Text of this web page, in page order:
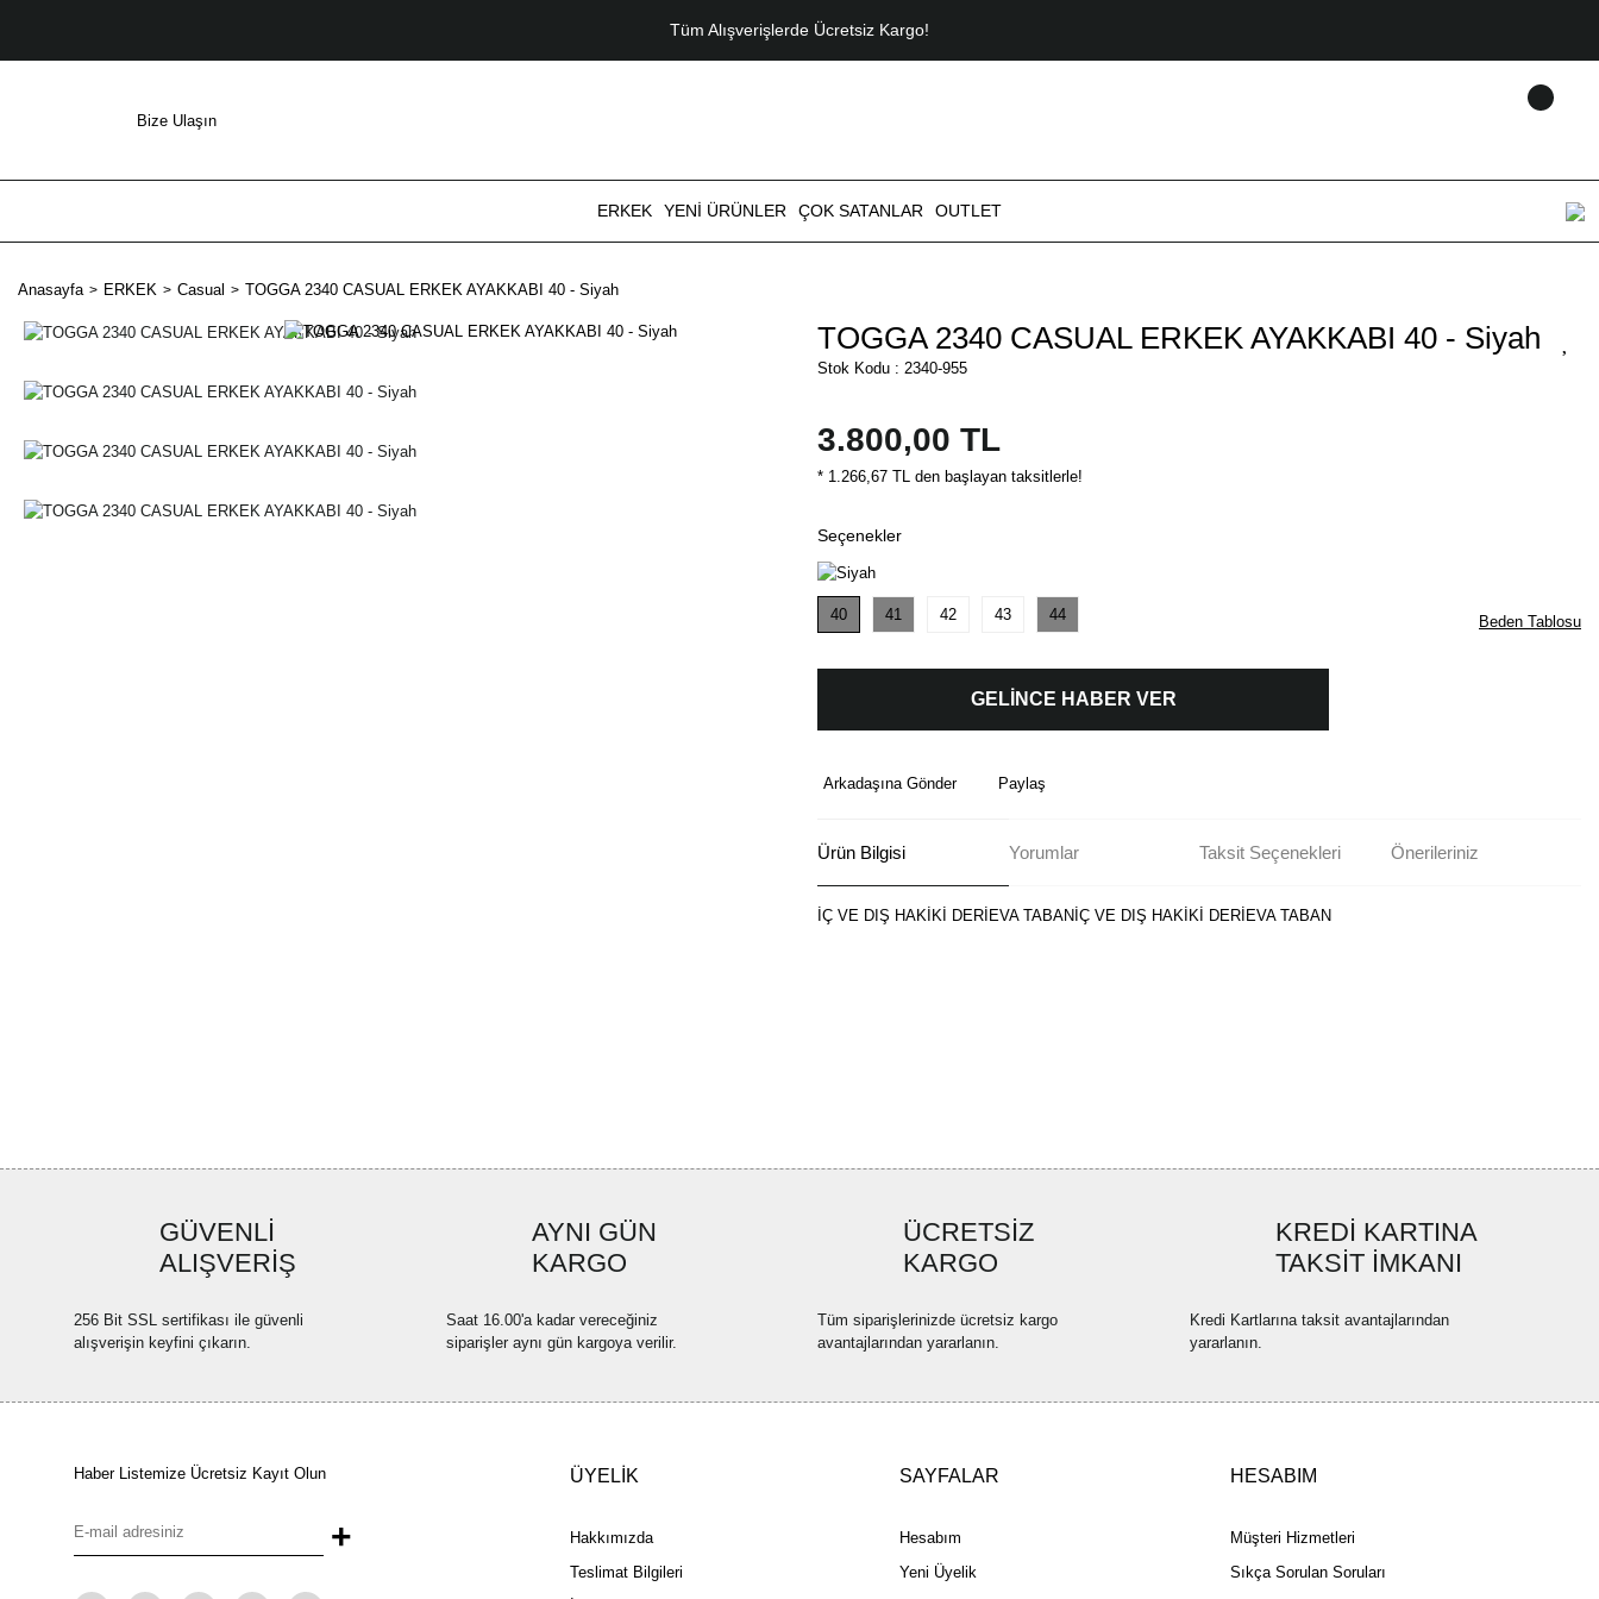
Tüm Alışverişlerde Ücretsiz Kargo!
Bize Ulaşın
ERKEK YENİ ÜRÜNLER ÇOK SATANLAR OUTLET
Anasayfa ERKEK Casual TOGGA 2340 CASUAL ERKEK AYAKKABI 40 - Siyah
TOGGA 2340 CASUAL ERKEK AYAKKABI 40 - Siyah
Stok Kodu : 2340-955
3.800,00 TL
* 1.266,67 TL den başlayan taksitlerle!
Seçenekler
40 41 42 43 44 Beden Tablosu
GELİNCE HABER VER
Arkadaşına Gönder Paylaş
Ürün Bilgisi Yorumlar Taksit Seçenekleri Önerileriniz
İÇ VE DIŞ HAKİKİ DERİEVA TABANİÇ VE DIŞ HAKİKİ DERİEVA TABAN
Bu ürüne benzer farklı alternatifler olmalı.
GÜVENLİ
ALIŞVERİŞ
256 Bit SSL sertifikası ile güvenli
alışverişin keyfini çıkarın.
AYNI GÜN
KARGO
Saat 16.00'a kadar vereceğiniz
siparişler aynı gün kargoya verilir.
ÜCRETSİZ
KARGO
Tüm siparişlerinizde ücretsiz kargo
avantajlarından yararlanın.
KREDİ KARTINA
TAKSİT İMKANI
Kredi Kartlarına taksit avantajlarından
yararlanın.
Haber Listemize Ücretsiz Kayıt Olun
+
ÜYELİK
Hakkımızda
Teslimat Bilgileri
SAYFALAR
Hesabım
Yeni Üyelik
HESABIM
Müşteri Hizmetleri
Sıkça Sorulan Soruları